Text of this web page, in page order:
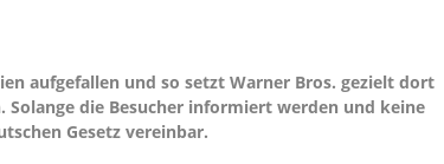
aufgefallen und so setzt Warner Bros. gezielt dort
die Besucher informiert werden und keine
Gesetz vereinbar.